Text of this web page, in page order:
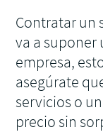
Contratar un
va a suponer
empresa,
asegúrate
servicios o
precio sin